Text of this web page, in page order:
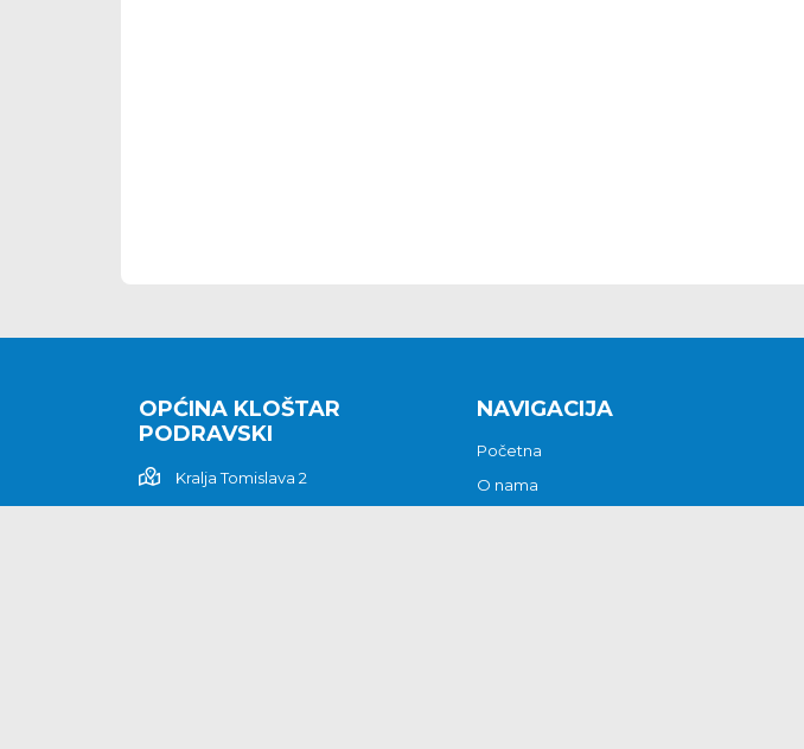
OPĆINA KLOŠTAR
PODRAVSKI
Kralja Tomislava 2
NAVIGACIJA
Početna
O nama